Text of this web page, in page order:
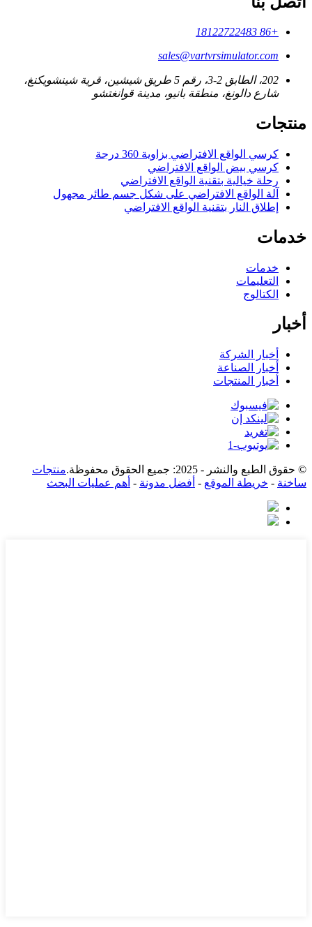
+86 18122722483
sales@vartvrsimulator.com
202، الطابق 2-3، رقم 5 طريق شيشين، قرية شينشويكنغ،
شارع دالونغ، منطقة بانيو، مدينة قوانغتشو
منتجات
كرسي الواقع الافتراضي بزاوية 360 درجة
كرسي بيض الواقع الافتراضي
رحلة خيالية بتقنية الواقع الافتراضي
آلة الواقع الافتراضي على شكل جسم طائر مجهول
إطلاق النار بتقنية الواقع الافتراضي
خدمات
خدمات
التعليمات
الكتالوج
أخبار
أخبار الشركة
أخبار الصناعة
أخبار المنتجات
© حقوق الطبع والنشر - 2025: جميع الحقوق محفوظة.
منتجات
ساخنة - خريطة الموقع - أفضل مدونة - أهم عمليات البحث